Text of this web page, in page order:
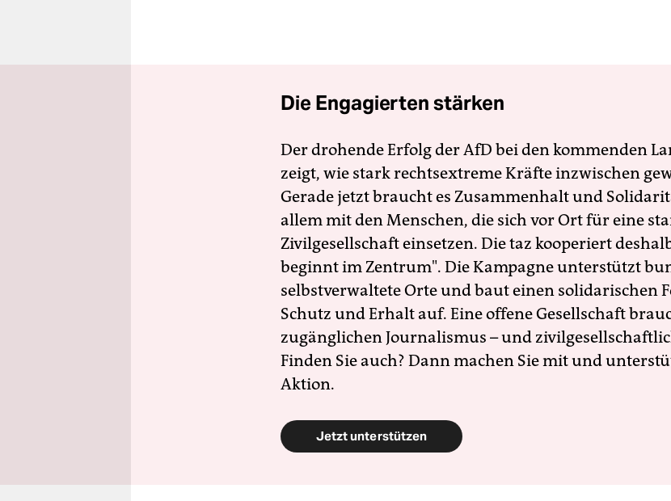
Die Engagierten stärken
Der drohende Erfolg der AfD bei den kommenden
zeigt, wie stark rechtsextreme Kräfte inzwischen
Gerade jetzt braucht es Zusammenhalt und
allem mit den Menschen, die sich vor Ort für eine
Zivilgesellschaft einsetzen. Die taz kooperiert
beginnt im Zentrum". Die Kampagne unterstützt
selbstverwaltete Orte und baut einen solidarischen
Schutz und Erhalt auf. Eine offene Gesellschaft
zugänglichen Journalismus – und
Finden Sie auch? Dann machen Sie mit und
Aktion.
Jetzt unterstützen